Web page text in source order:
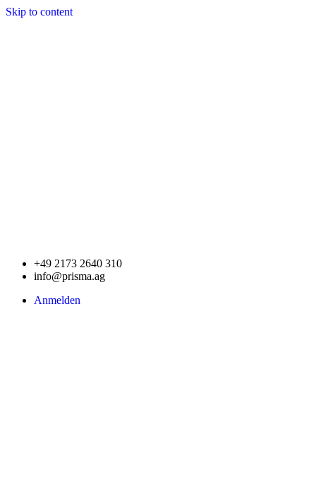
Skip to content
+49 2173 2640 310
info@prisma.ag
Anmelden